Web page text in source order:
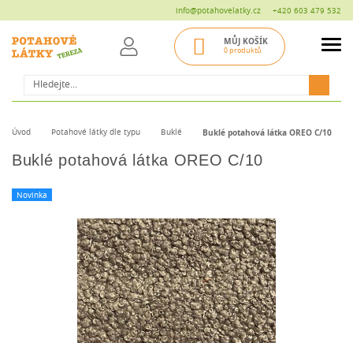
info@potahovelatky.cz +420 603 479 532
Hledat
MŮJ KOŠÍK
0 produktů
Úvod Potahové látky dle typu Buklé Buklé potahová látka OREO C/10
Buklé potahová látka OREO C/10
Novinka